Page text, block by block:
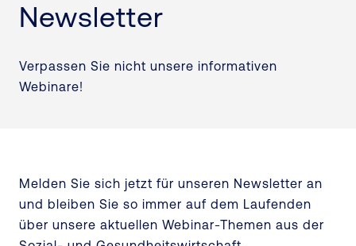
Newsletter
Verpassen Sie nicht unsere informativen
Webinare!
Melden Sie sich jetzt für unseren Newsletter an
und bleiben Sie so immer auf dem Laufenden
über unsere aktuellen Webinar-Themen aus der